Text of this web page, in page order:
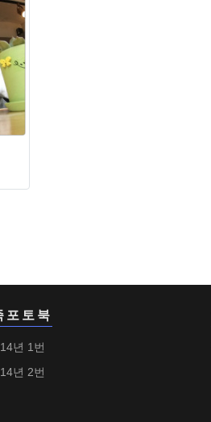
포토북
년 1번
년 2번